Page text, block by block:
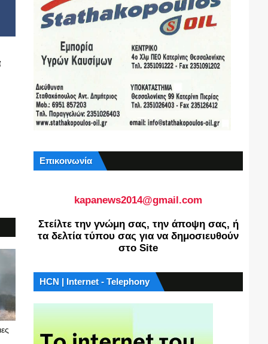
Επικοινωνία
kapanews2014@gmail.com
Στείλτε την γνώμη σας, την άποψη σας, ή
τα δελτία τύπου σας για να δημοσιευθούν
στο Site
HCN | Internet - Telephony